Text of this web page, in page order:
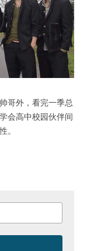
哥外，看完一季总
会高中校园伙伴间
。